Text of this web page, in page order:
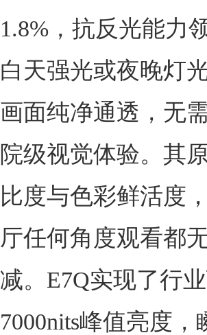
1.8%，抗反光能力
白天强光或夜晚灯
画面纯净通透，无
院级视觉体验。其
比度与色彩鲜活度
厅任何角度观看都
减。E7Q实现了行
7000nits峰值亮度